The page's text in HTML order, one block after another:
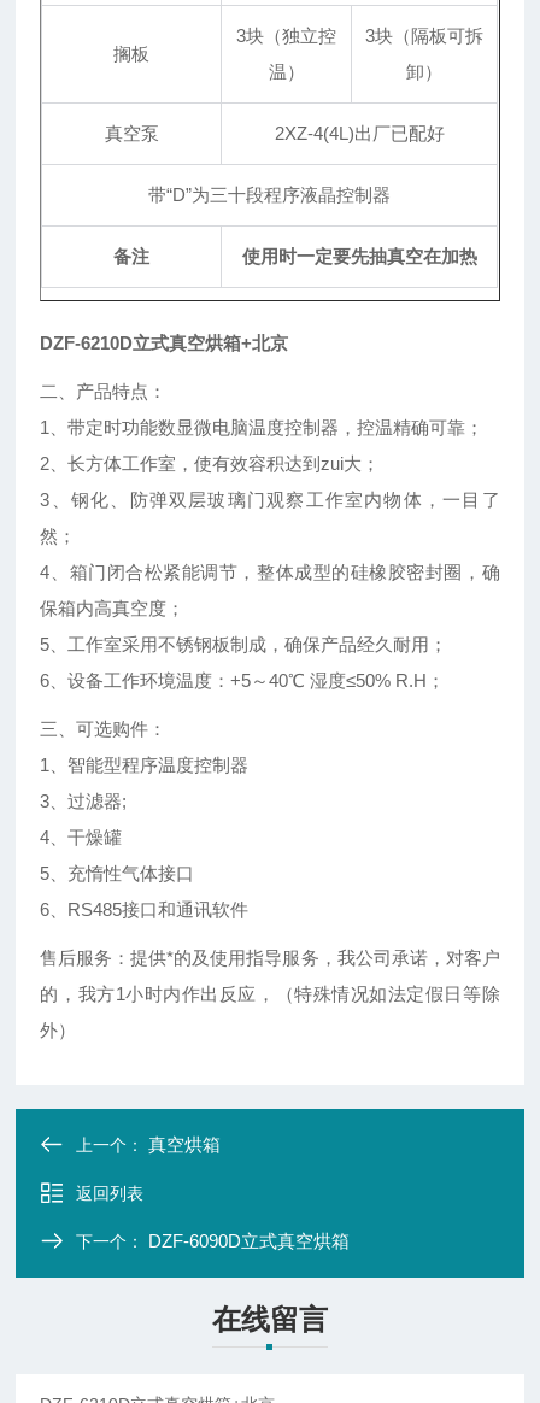
搁板
3块（独立控
温）
3块（隔板可拆
卸）
真空泵 2XZ-4(4L)出厂已配好
带“D”为三十段程序液晶控制器
备注 使用时一定要先抽真空在加热
DZF-6210D立式真空烘箱+北京
二、产品特点：
1、带定时功能数显微电脑温度控制器，控温精确可靠；
2、长方体工作室，使有效容积达到zui大；
3、钢化、防弹双层玻璃门观察工作室内物体，一目了
然；
4、箱门闭合松紧能调节，整体成型的硅橡胶密封圈，确
保箱内高真空度；
5、工作室采用不锈钢板制成，确保产品经久耐用；
6、设备工作环境温度：+5～40℃ 湿度≤50% R.H；
三、可选购件：
1、智能型程序温度控制器
3、过滤器;
4、干燥罐
5、充惰性气体接口
6、RS485接口和通讯软件
售后服务：提供*的及使用指导服务，我公司承诺，对客户
的，我方1小时内作出反应，（特殊情况如法定假日等除
外）
上一个：真空烘箱
返回列表
下一个： DZF-6090D立式真空烘箱
在线留言